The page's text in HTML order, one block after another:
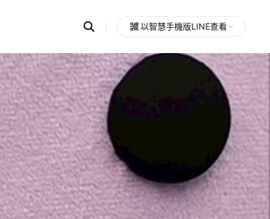
Search
OpenChats
messages
search
area
以智慧手機版LINE查看